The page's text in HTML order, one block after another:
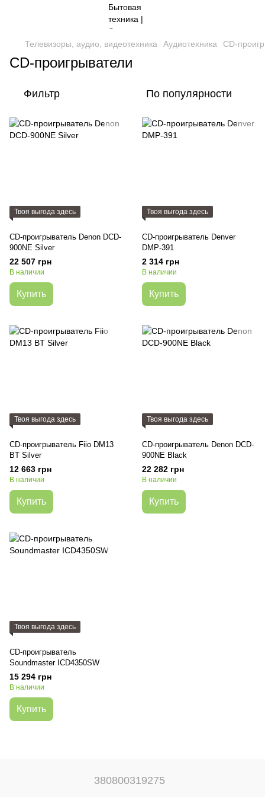
Телевизоры, аудио, видеотехника Аудиотехника CD-
CD-проигрыватели
Фильтр По популярности
Твоя выгода здесь
CD-проигрыватель Denon DCD-
900NE Silver
22 507 грн
В наличии
Купить
Твоя выгода здесь
CD-проигрыватель Denver
DMP-391
2 314 грн
В наличии
Купить
Твоя выгода здесь
CD-проигрыватель Fiio DM13
BT Silver
12 663 грн
В наличии
Купить
Твоя выгода здесь
CD-проигрыватель Denon DCD-
900NE Black
22 282 грн
В наличии
Купить
Твоя выгода здесь
CD-проигрыватель
Soundmaster ICD4350SW
15 294 грн
В наличии
Купить
380800319275